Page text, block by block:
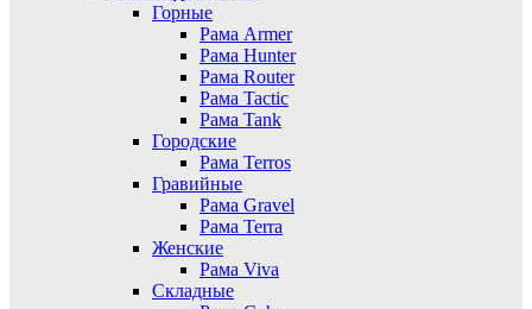
Горные
Рама Armer
Рама Hunter
Рама Router
Рама Tactic
Рама Tank
Городские
Рама Terros
Гравийные
Рама Gravel
Рама Terra
Женские
Рама Viva
Складные